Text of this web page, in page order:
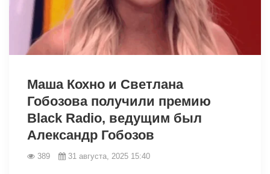
Маша Кохно и Светлана
Гобозова получили премию
Black Radio, ведущим был
Александр Гобозов
389 31 августа, 2025 15:40